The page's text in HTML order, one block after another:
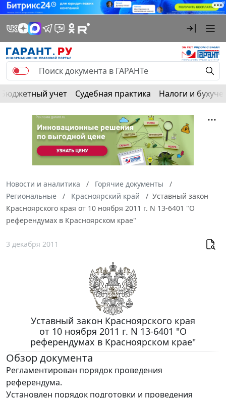
Бюджетный учет Судебная практика Налоги и
Новости и аналитика
Горячие документы
Региональные
Красноярский край
Уставный закон
Красноярского края от 10 ноября 2011 г. N 13-6401 "О
референдумах в Красноярском крае"
3 декабря 2011
Уставный закон Красноярского края
от 10 ноября 2011 г. N 13-6401 "О
референдумах в Красноярском крае"
Обзор документа
Регламентирован порядок проведения
референдума.
Установлен порядок подготовки и проведения